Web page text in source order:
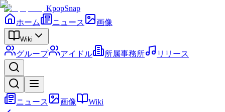
KpopSnap
ホーム
ニュース 画像
Wiki
グループ アイドル 所属事務所 リリース
ニュース 画像
Wiki